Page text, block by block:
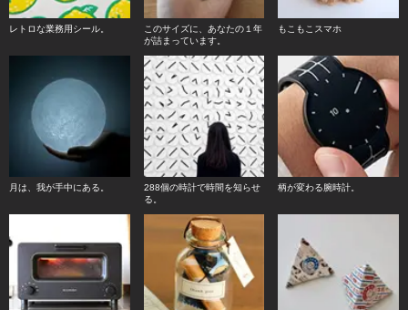
レトロな業務用シール。
このサイズに、あなたの１年
が詰まっています。
もこもこスマホ
月は、我が手中にある。
288個の時計で時間を知らせ
る。
柄が変わる腕時計。